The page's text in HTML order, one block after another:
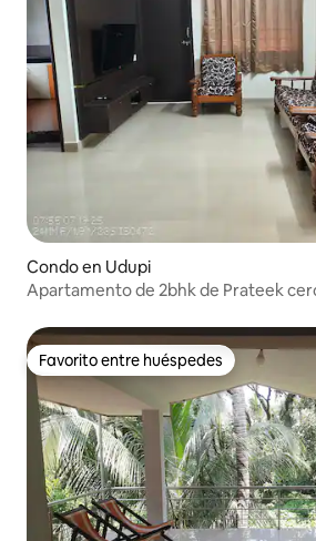
Condo en Udupi
Apartamento de 2bhk de Prateek
Favorito entre huéspedes
Favorito entre huéspedes